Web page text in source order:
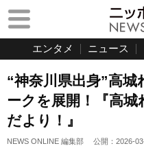
エンタメ ニュース
“神奈川県出身”高
ークを展開！『高
だより！』
NEWS ONLINE 編集部 公開： 2026-